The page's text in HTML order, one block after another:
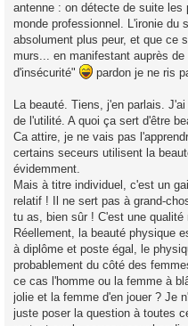
antenne : on détecte de suite
monde professionnel. L'ironie du
absolument plus peur, et que ce
murs... en manifestant auprès
d'insécurité"
pardon je ne ris
La beauté. Tiens, j'en parlais.
de l'utilité. A quoi ça sert d'être
Ca attire, je ne vais pas
certains seceurs utilisent la
évidemment.
Mais à titre individuel, c'est un
relatif ! Il ne sert pas à grand-
tu as, bien sûr ! C'est une
Réellement, la beauté physique
à diplôme et poste égal, le
probablement du côté des
ce cas l'homme ou la femme à
jolie et la femme d'en jouer ? Je
juste poser la question à toutes